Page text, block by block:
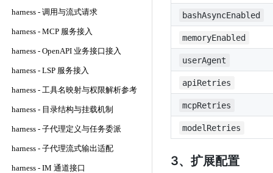
harness - 调用与流式请求
harness - MCP 服务接入
harness - OpenAPI 业务接口接入
harness - LSP 服务接入
harness - 工具名映射与权限解析参考
harness - 目录结构与挂载机制
harness - 子代理定义与任务委派
harness - 子代理流式输出适配
harness - IM 通道接口
bashAsyncEnabled
memoryEnabled
userAgent
apiRetries
mcpRetries
modelRetries
3、扩展配置